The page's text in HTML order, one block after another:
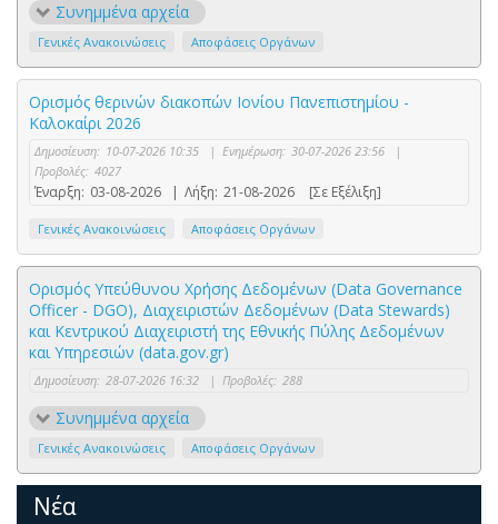
Συνημμένα αρχεία
Γενικές Ανακοινώσεις Αποφάσεις Οργάνων
Ορισμός θερινών διακοπών Ιονίου Πανεπιστημίου -
Καλοκαίρι 2026
Δημοσίευση: 10-07-2026 10:35 | Ενημέρωση: 30-07-2026 23:56
|
Προβολές: 4027
Έναρξη: 03-08-2026 | Λήξη: 21-08-2026 [Σε Εξέλιξη]
Γενικές Ανακοινώσεις Αποφάσεις Οργάνων
Ορισμός Υπεύθυνου Χρήσης Δεδομένων (Data Governance
Officer - DGO), Διαχειριστών Δεδομένων (Data Stewards)
και Κεντρικού Διαχειριστή της Εθνικής Πύλης Δεδομένων
και Υπηρεσιών (data.gov.gr)
Δημοσίευση: 28-07-2026 16:32 | Προβολές: 288
Συνημμένα αρχεία
Γενικές Ανακοινώσεις Αποφάσεις Οργάνων
Νέα